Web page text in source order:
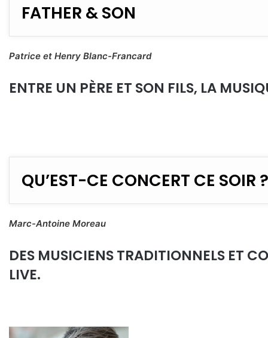
FATHER & SON
Patrice et Henry Blanc-Francard
ENTRE UN PÈRE ET SON FILS, LA
QU’EST-CE CONCERT CE SOIR ?
Marc-Antoine Moreau
DES MUSICIENS TRADITIONNELS ET
LIVE.